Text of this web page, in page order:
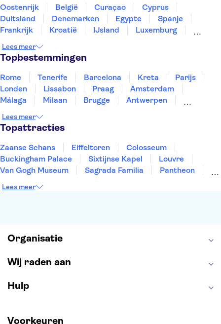
Vedettes de Paris
Eiffeltoren Musée d'Orsay
Oostenrijk België Curaçao
Cyprus
Duitsland
Denemarken Egypte
Spanje
Frankrijk
Kroatië IJsland
Luxemburg
Slovenië
Thailand
Lees meer
Topbestemmingen
Rome Tenerife Barcelona Kreta
Parijs
Londen
Lissabon Praag
Amsterdam
Málaga
Milaan Brugge
Antwerpen
Eindhoven
Lees meer
Topattracties
Zaanse Schans Eiffeltoren
Colosseum
Buckingham Palace
Sixtijnse Kapel
Louvre
Van Gogh Museum
Sagrada Familia
Pantheon
Keukenhof
Lees meer
Organisatie
Wij raden aan
Hulp
Voorkeuren